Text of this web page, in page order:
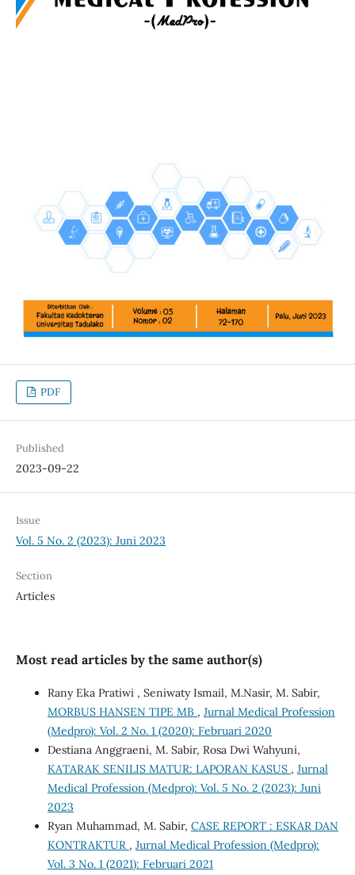
PDF
Published
2023-09-22
Issue
Vol. 5 No. 2 (2023): Juni 2023
Section
Articles
Most read articles by the same author(s)
Rany Eka Pratiwi , Seniwaty Ismail, M.Nasir, M. Sabir,
MORBUS HANSEN TIPE MB , Jurnal Medical Profession
(Medpro): Vol. 2 No. 1 (2020): Februari 2020
Destiana Anggraeni, M. Sabir, Rosa Dwi Wahyuni,
KATARAK SENILIS MATUR: LAPORAN KASUS , Jurnal
Medical Profession (Medpro): Vol. 5 No. 2 (2023): Juni
2023
Ryan Muhammad, M. Sabir, CASE REPORT : ESKAR DAN
KONTRAKTUR , Jurnal Medical Profession (Medpro):
Vol. 3 No. 1 (2021): Februari 2021